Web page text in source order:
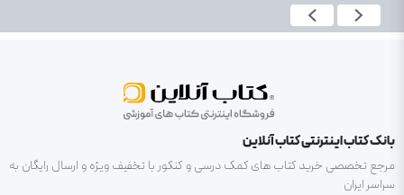
بانک کتاب اینترنتی کتاب آنلاین
مرجع تخصصی خرید کتاب های کمک درسی و کنکور با تخفیف ویژه و ارسال رایگان به
سراسر ایران